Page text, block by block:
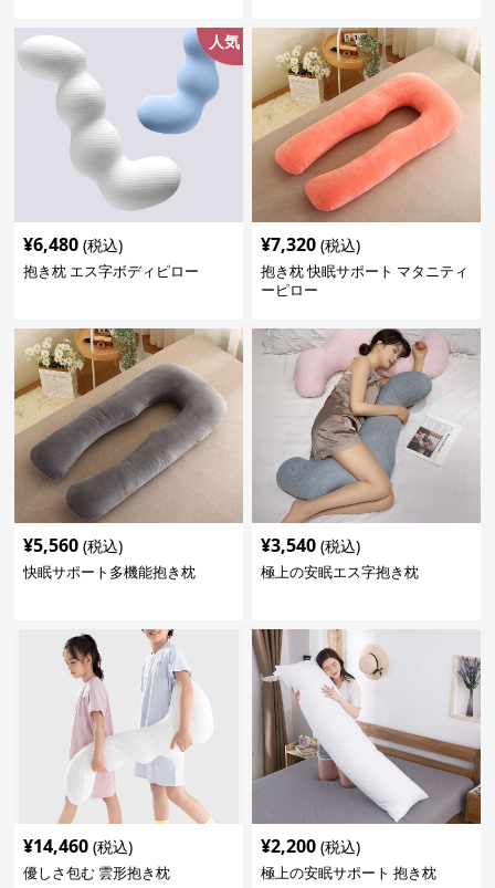
人気
¥6,480 (税込)
抱き枕 エス字ボディピロー
¥7,320 (税込)
抱き枕 快眠サポート マタニティ
ーピロー
¥5,560 (税込)
快眠サポート多機能抱き枕
¥3,540 (税込)
極上の安眠エス字抱き枕
¥14,460 (税込)
優しさ包む 雲形抱き枕
¥2,200 (税込)
極上の安眠サポート 抱き枕